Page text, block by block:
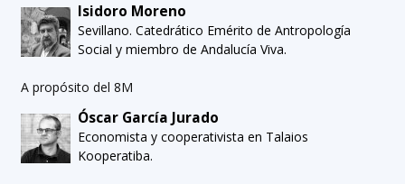
Isidoro Moreno
Sevillano. Catedrático Emérito de Antropología
Social y miembro de Andalucía Viva.
A propósito del 8M
Óscar García Jurado
Economista y cooperativista en Talaios
Kooperatiba.